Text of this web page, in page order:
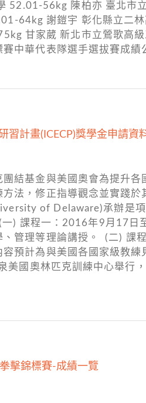
52.01-56kg 陳柏亦 臺北市
64kg 謝鎧宇 彰化縣立二
甘家葳 新北市立鶯歌高
中華代表隊選手選拔賽成績
習計畫(ICECP)獎學金申請資
結基金與美國奧會為提升
法，修正指導觀念並實踐
of Delaware)承辦是
) 課程一：2016年9月17日
、管理等理論講授。 (二) 課
容預計為與美國各國家級教
美國奧林匹克訓練中心舉行
擊錦標賽-成績一覽